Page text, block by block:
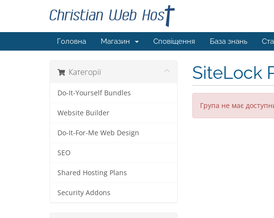
Головна Магазин Сповіщення База знань
Категорії
Do-It-Yourself Bundles
Website Builder
Do-It-For-Me Web Design
SEO
Shared Hosting Plans
Security Addons
SiteLock
Група не має